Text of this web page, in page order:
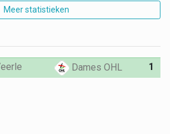
Meer statistieken
Dames OHL 1